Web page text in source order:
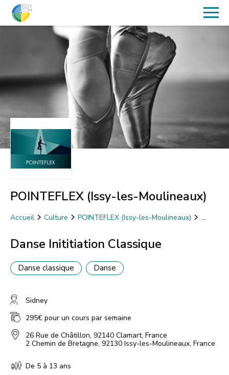
POINTEFLEX (Issy-les-Moulineaux)
Accueil Culture
POINTEFLEX (Issy-les-Moulineaux)
Danse Inititiation Classique
Danse classique Danse
Sidney
295€ pour un cours par semaine
26 Rue de Châtillon, 92140 Clamart, France
2 Chemin de Bretagne, 92130 Issy-les-Moulineaux, France
De 5 à 13 ans